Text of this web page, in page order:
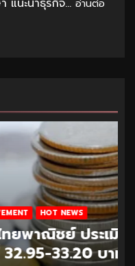
แนะนำธุรกิจ... อ่านต่อ
เมินค่าเงิน
บาท/ดอลลาร์